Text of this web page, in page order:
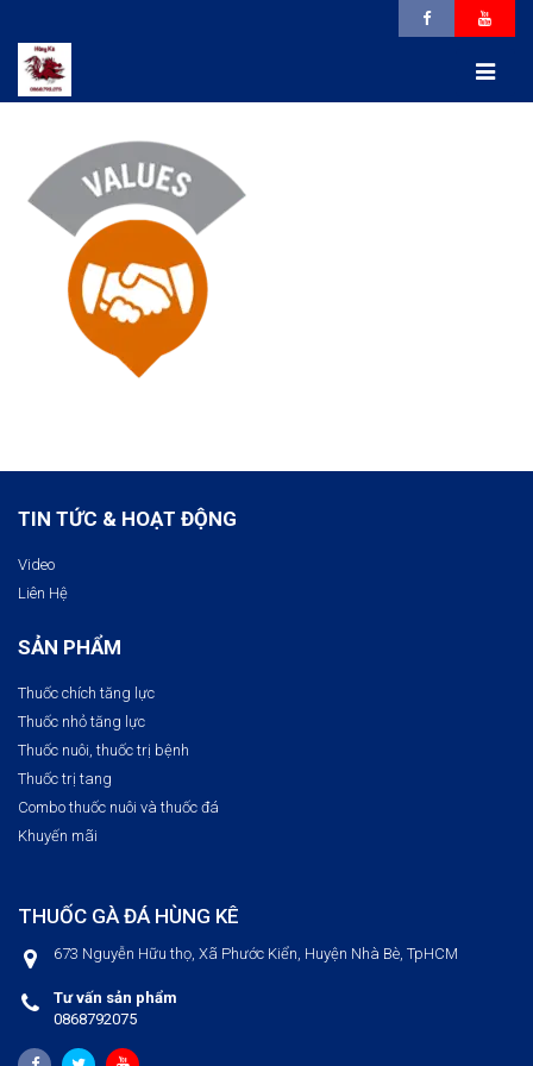
TIN TỨC & HOẠT ĐỘNG
Video
Liên Hệ
SẢN PHẨM
Thuốc chích tăng lực
Thuốc nhỏ tăng lực
Thuốc nuôi, thuốc trị bệnh​
Thuốc trị tang
Combo thuốc nuôi và thuốc đá
Khuyến mãi
THUỐC GÀ ĐÁ HÙNG KÊ
673 Nguyễn Hữu thọ, Xã Phước Kiển, Huyện Nhà Bè, TpHCM
Tư vấn sản phẩm
0868792075